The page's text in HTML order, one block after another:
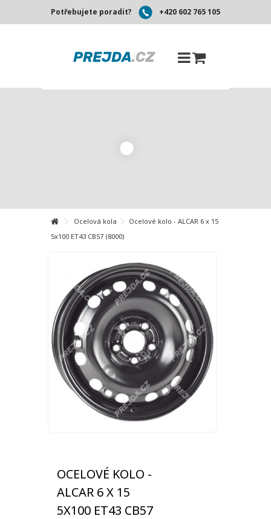
Potřebujete poradit? +420 602 765 105
Ocelová kola
Ocelové kolo - ALCAR 6 x 15
5x100 ET43 CB57 (8000)
OCELOVÉ KOLO -
ALCAR 6 X 15
5X100 ET43 CB57